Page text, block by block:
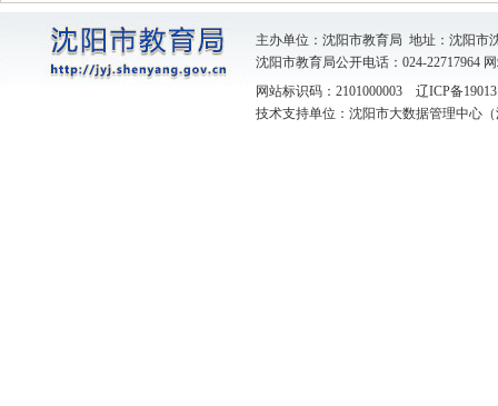
主办单位：沈阳市教育局 地址：沈阳
沈阳市教育局公开电话：024-22717964
网站标识码：2101000003 辽ICP备
技术支持单位：沈阳市大数据管理中心